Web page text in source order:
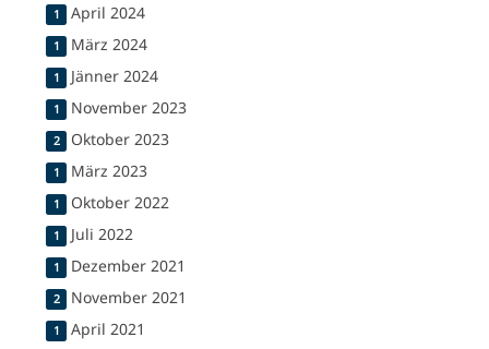
1 April 2024
1 März 2024
1 Jänner 2024
1 November 2023
2 Oktober 2023
1 März 2023
1 Oktober 2022
1 Juli 2022
1 Dezember 2021
2 November 2021
1 April 2021